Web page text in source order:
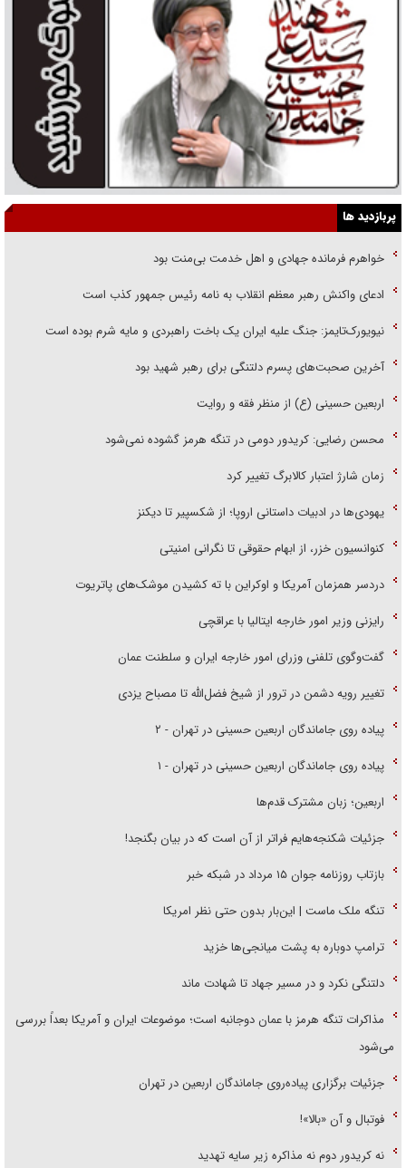
پربازدید ها
خواهرم فرمانده جهادی و اهل خدمت بی‌منت بود
ادعای واکنش رهبر معظم انقلاب به نامه رئیس جمهور کذب است
نیویورک‌تایمز: جنگ علیه ایران یک باخت راهبردی و مایه شرم بوده است
آخرین صحبت‌های پسرم دلتنگی برای رهبر شهید بود
اربعین حسینی (ع) از منظر فقه و روایت
محسن رضایی: کریدور دومی در تنگه هرمز گشوده نمی‌شود
زمان شارژ اعتبار کالابرگ تغییر کرد
یهودی‌ها در ادبیات داستانی اروپا؛ از شکسپیر تا دیکنز
کنوانسیون خزر، از ابهام حقوقی تا نگرانی امنیتی
دردسر همزمان آمریکا و اوکراین با ته کشیدن موشک‌های پاتریوت
رایزنی وزیر امور خارجه ایتالیا با عراقچی
گفت‌وگوی تلفنی وزرای امور خارجه ایران و سلطنت عمان
تغییر رویه دشمن در ترور از شیخ فضل‌الله تا مصباح یزدی
پیاده روی جاماندگان اربعین حسینی در تهران - ۲
پیاده روی جاماندگان اربعین حسینی در تهران - ۱
اربعین؛ زبان مشترک قدم‌ها
جزئیات شکنجه‌هایم فراتر از آن است که در بیان بگنجد!
بازتاب روزنامه جوان ۱۵ مرداد در شبکه خبر
تنگه ملک ماست | این‌بار بدون حتی نظر امریکا
ترامپ دوباره به پشت میانجی‌ها خزید
دلتنگی نکرد و در مسیر جهاد تا شهادت ماند
مذاکرات تنگه هرمز با عمان دوجانبه است؛ موضوعات ایران و آمریکا بعداً بررسی
می‌شود
جزئیات برگزاری پیاده‌روی جاماندگان اربعین در تهران
فوتبال و آن «بالا»!
نه کریدور دوم نه مذاکره زیر سایه تهدید